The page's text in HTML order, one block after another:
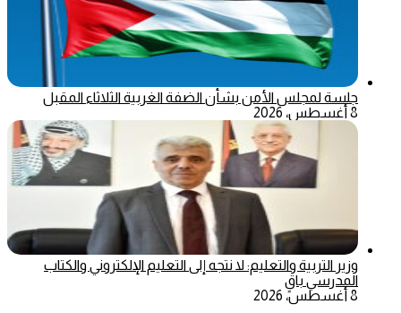
جلسة لمجلس الأمن بشأن الضفة الغربية الثلاثاء المقبل
8 أغسطس، 2026
وزير التربية والتعليم: لا نتجه إلى التعليم الإلكتروني والكتاب
المدرسي باقٍ
8 أغسطس، 2026